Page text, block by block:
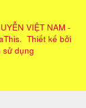
VIỆT NAM -
. Thiết kế bởi
dụng